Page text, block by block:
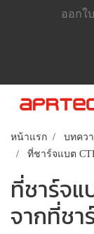
ออกใ
หน้าแรก บทคว
ที่ชาร์จแบต
ที่ชาร์จแ
จากที่ชา